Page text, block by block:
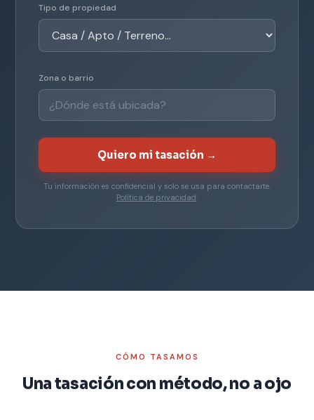
Tipo de propiedad
Zona o barrio
Quiero mi tasación →
Tu información es confidencial y solo se usa para contactarte.
Política de privacidad.
CÓMO TASAMOS
Una tasación con método, no a ojo